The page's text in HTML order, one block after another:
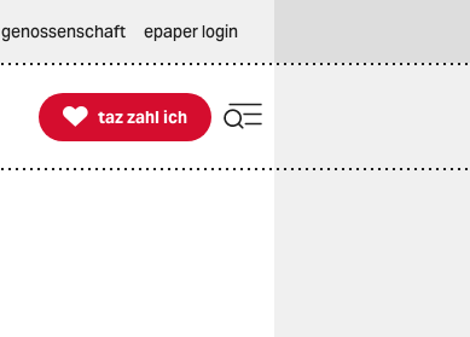
genossenschaft epaper login

taz zahl ich
taz zahl ich